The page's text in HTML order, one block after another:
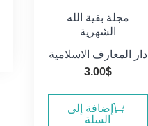
مجلة بقية الله
الشهرية
دار المعارف الاسلامية
3.00$
إضافة إلى
السلة